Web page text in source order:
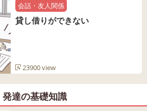
会話・友人関係
貸し借りができない
23900 view
達の基礎知識